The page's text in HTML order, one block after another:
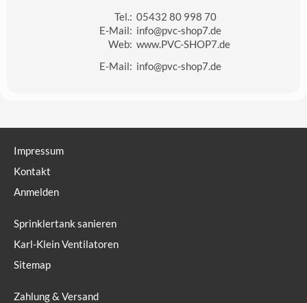
Tel.: 05432 80 998 70
E-Mail: info@pvc-shop7.de
Web: www.PVC-SHOP7.de
E-Mail: info@pvc-shop7.de
Impressum
Kontakt
Anmelden
Sprinklertank sanieren
Karl-Klein Ventilatoren
Sitemap
Zahlung & Versand